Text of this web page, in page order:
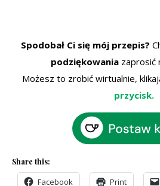
Spodobał Ci się mój przepis?
podziękowaniazaprosić
Możesz to zrobić wirtualnie,
przycisk.
Share this:
Facebook Print